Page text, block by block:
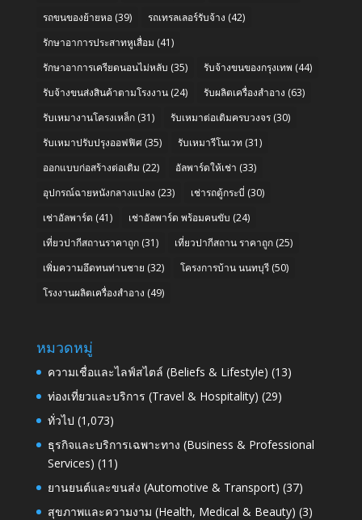
รถขนของย้ายหอ(39) รถเทรลเลอร์รับจ้าง (42)
รักษาอาการประสาทหูเสื่อม (41)
รักษาอาการเครียดนอนไม่หลับ (35) รับจ้างขนของกรุงเทพ (44)
รับจ้างขนส่งสินค้าตามโรงงาน(24) รับผลิตเครื่องสำอาง (63)
รับเหมางานโครงเหล็ก(31) รับเหมาต่อเติมครบวงจร(30)
รับเหมาปรับปรุงออฟฟิศ(35) รับเหมารีโนเวท (31)
ออกแบบก่อสร้างต่อเติม (22) อัลพาร์ดให้เช่า (33)
อุปกรณ์ฉายหนังกลางแปลง (23) เช่ารถตู้กระบี่ (30)
เช่าอัลพาร์ด (41) เช่าอัลพาร์ด พร้อมคนขับ (24)
เที่ยวปากีสถานราคาถูก(31) เที่ยวปากีสถาน ราคาถูก(25)
เพิ่มความอึดทนท่านชาย (32) โครงการบ้าน นนทบุรี(50)
โรงงานผลิตเครื่องสำอาง (49)
หมวดหมู่
ความเชื่อและไลฟ์สไตล์ (Beliefs & Lifestyle) (13)
ท่องเที่ยวและบริการ (Travel & Hospitality) (29)
ทั่วไป (1,073)
ธุรกิจและบริการเฉพาะทาง (Business & Professional
Services) (11)
ยานยนต์และขนส่ง (Automotive & Transport) (37)
สุขภาพและความงาม (Health, Medical & Beauty) (3)